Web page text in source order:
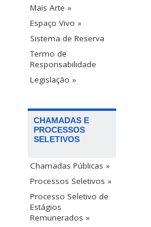
Mais Arte »
Espaço Vivo »
Sistema de Reserva
Termo de
Responsabilidade
Legislação »
CHAMADAS E
PROCESSOS
SELETIVOS
Chamadas Públicas »
Processos Seletivos »
Processo Seletivo de
Estágios
Remunerados »